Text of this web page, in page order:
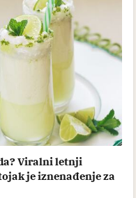
Viralni letnji
je iznenađenje za